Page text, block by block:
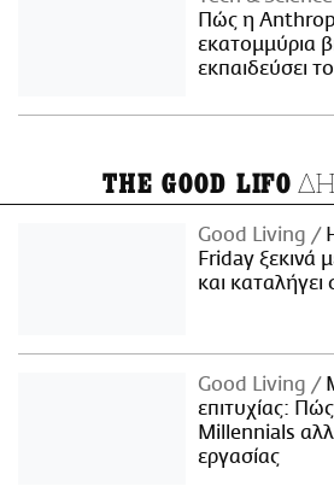
Πώς η
εκατομμύρια
εκπαιδεύσει
THE GOOD LIFO
Good Living
Friday ξεκινά
και καταλήγει
Good Living
επιτυχίας:
Millennials
εργασίας